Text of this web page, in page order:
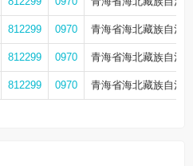
812299 0970 青海省海北藏族自治
812299 0970 青海省海北藏族自治
812299 0970 青海省海北藏族自治